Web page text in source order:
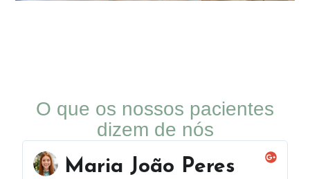
O que os nossos pacientes
dizem de nós
Maria João Peres